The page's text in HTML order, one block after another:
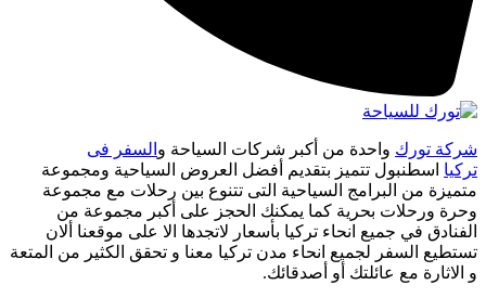
شركة تورك واحدة من أكبر شركات السياحة و السفر فى
تركيا اسطنبول تتميز بتقديم أفضل العروض السياحية ومجموعة
متميزة من البرامج السياحية التى تتنوع بين رحلات مع مجموعة
وحرة ورحلات بحرية كما يمكنك الحجز على أكبر مجموعة من
الفنادق في جميع انحاء تركيا بأسعار لاتجدها الا على موقعنا ألان
تستطيع السفر لجميع انحاء مدن تركيا معنا و تحقق الكثير من المتعة
و الاثارة مع عائلتك أو أصدقائك.